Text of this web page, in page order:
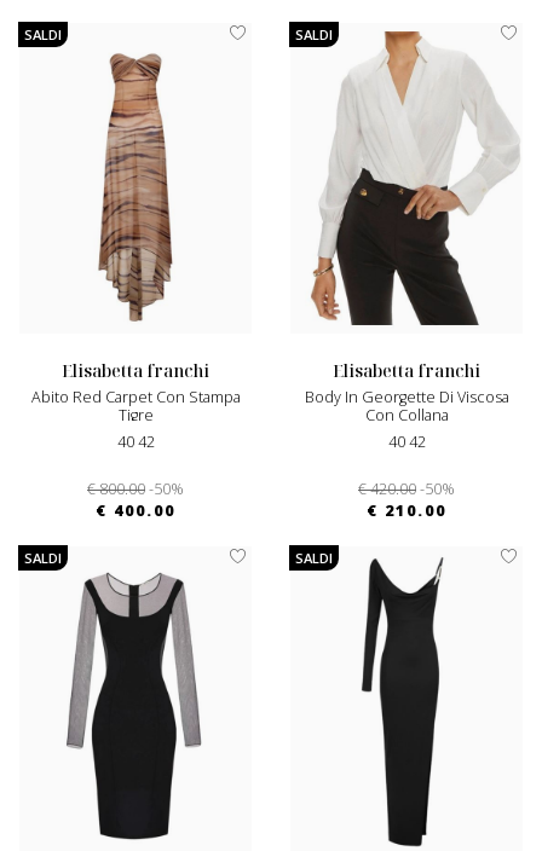
SALDI
elisabetta franchi
Abito Red Carpet Con Stampa
Tigre
40 42
€ 800.00-50%
€ 400.00
SALDI
elisabetta franchi
Body In Georgette Di Viscosa
Con Collana
40 42
€ 420.00-50%
€ 210.00
SALDI SALDI